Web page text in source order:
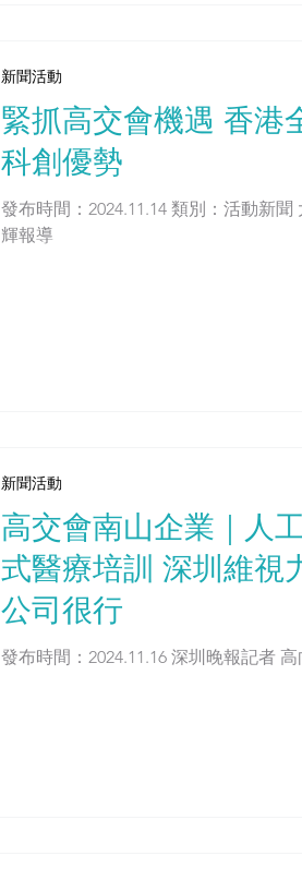
緊抓高交會機遇 香港
科創優勢
發布時間：2024.11.14 類別：活動新
輝報導
新聞活動
高交會南山企業｜人
式醫療培訓 深圳維視
公司很行
發布時間：2024.11.16 深圳晚
新聞活動